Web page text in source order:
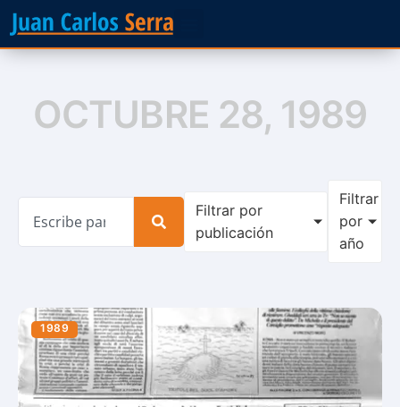
OCTUBRE 28, 1989
Filtrar por
publicación
Filtrar
por
año
1989